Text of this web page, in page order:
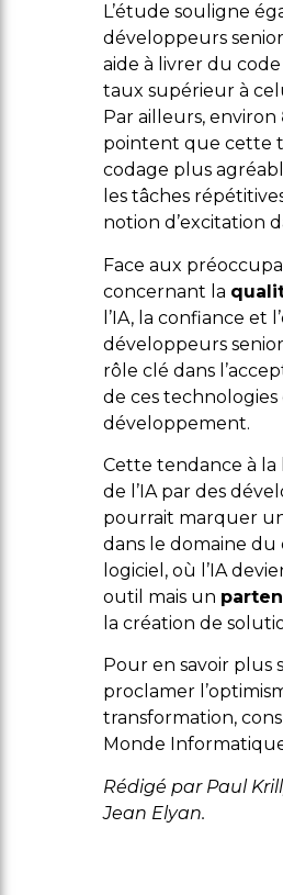
L’étude souligne
développeurs
aide à livrer du
taux supérieur à
Par ailleurs, environ
pointent que cette
codage plus
les tâches
notion d’excitation
Face aux
concernant la
l’IA, la confiance et
développeurs
rôle clé dans
de ces technologies
développement.
Cette tendance à la
de l’IA par des
pourrait marquer
dans le domaine
logiciel, où l’IA
outil mais un
la création de
Pour en savoir plus
proclamer
transformation,
Monde
Rédigé par Paul
Jean Elyan.